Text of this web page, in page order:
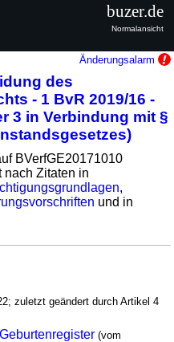
Änderungsalarm
des
- 1 BvR 2019/16 -
3 in Verbindung mit §
BVerfGE20171010
nach Zitaten in
,
und in
zuletzt geändert durch Artikel 4
(vom
buzer.de
Normalansicht